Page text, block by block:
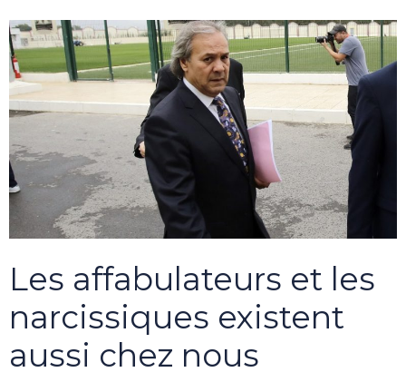
Les affabulateurs et les
narcissiques existent
aussi chez nous